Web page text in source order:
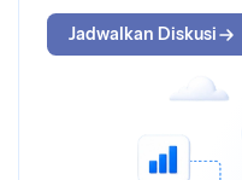
Jadwalkan Diskusi